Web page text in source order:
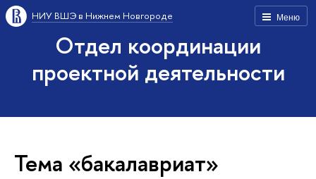
Меню
НИУ ВШЭ в Нижнем Новгороде
Отдел координации
проектной деятельности
Тема «бакалавриат»